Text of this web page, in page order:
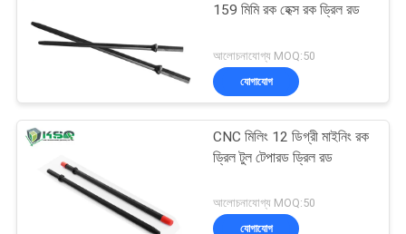
159 মিমি রক হেক্স রক ড্রিল রড
আলোচনাযোগ্য MOQ:50
যোগাযোগ
CNC মিলিং 12 ডিগ্রী মাইনিং রক
ড্রিল টুল টেপারড ড্রিল রড
আলোচনাযোগ্য MOQ:50
যোগাযোগ